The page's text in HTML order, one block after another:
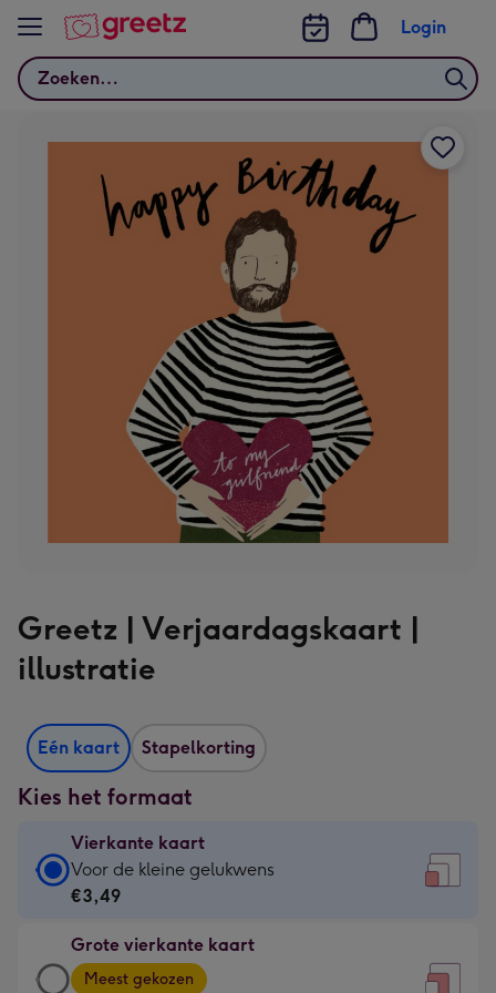
Bekijk meer
Zoeken
Login
Greetz | Verjaardagskaart |
illustratie
Eén kaart Stapelkorting
Kies het formaat
Vierkante kaart
Vierkante
kaart
€3,49
-
Voor de kleine gelukwens
€3,49
Grote vierkante kaart
Grote
Meest gekozen